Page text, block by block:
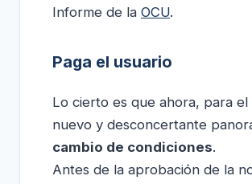
Informe de la OCU.
Paga el usuario
Lo cierto es que ahora, para el
nuevo y desconcertante
cambio de condiciones.
Antes de la aprobación de la